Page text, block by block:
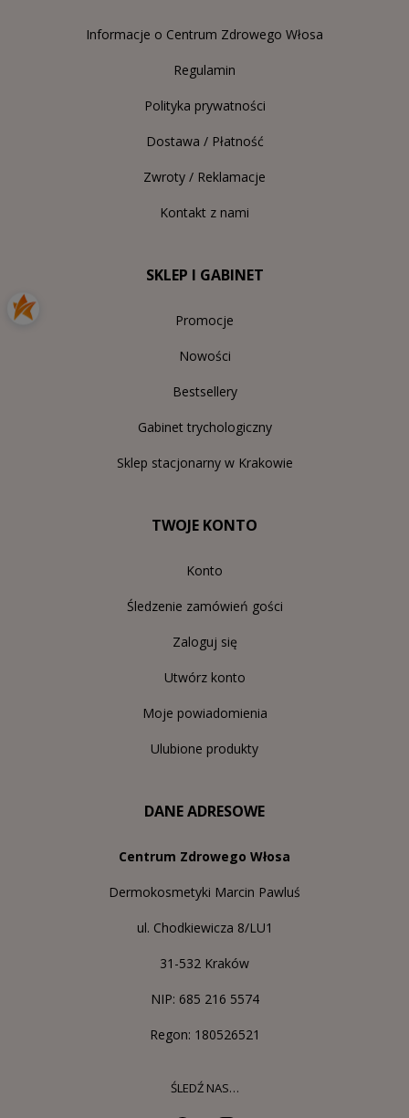
Informacje o Centrum Zdrowego Włosa
Regulamin
Polityka prywatności
Dostawa / Płatność
Zwroty / Reklamacje
Kontakt z nami
SKLEP I GABINET
Promocje
Nowości
Bestsellery
Gabinet trychologiczny
Sklep stacjonarny w Krakowie
TWOJE KONTO
Konto
Śledzenie zamówień gości
Zaloguj się
Utwórz konto
Moje powiadomienia
Ulubione produkty
DANE ADRESOWE
Centrum Zdrowego Włosa
Dermokosmetyki Marcin Pawluś
ul. Chodkiewicza 8/LU1
31-532 Kraków
NIP: 685 216 5574
Regon: 180526521
ŚLEDŹ NAS…